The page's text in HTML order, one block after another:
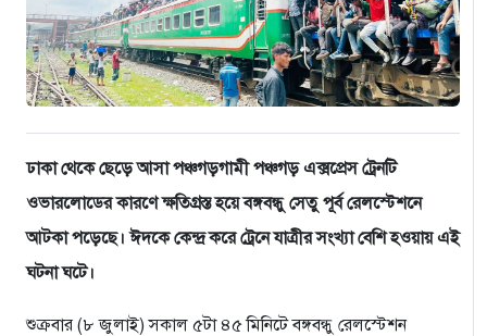
ঢাকা থেকে ছে‌ড়ে আসা পঞ্চগড়গামী পঞ্চগড় এক্স‌প্রেস ট্রেনটি
ওভার‌লো‌ডের কার‌ণে ক্ষতিগ্রস্ত হ‌য়ে বঙ্গবন্ধু সেতু পূর্ব রেল‌স্টেশ‌নে
আটকা প‌ড়ে‌ছে। ঈদ‌কে কেন্দ্র ক‌রে ট্রেনে যাত্রীর সংখ্যা বে‌শি হওয়ায় এই
ঘটনা ঘ‌টে।
শুক্রবার (৮ জুলাই) সকাল ৫টা ৪৫ মি‌নি‌টে বঙ্গবন্ধু রেল‌স্টেশন